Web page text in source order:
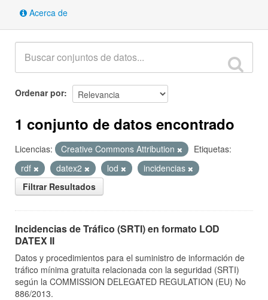
Acerca de
Ordenar por
1 conjunto de datos encontrado
Licencias: Creative Commons Attribution
Etiquetas:
rdf
datex2 lod
incidencias
Filtrar Resultados
Incidencias de Tráfico (SRTI) en formato LOD
DATEX II
Datos y procedimientos para el suministro de información de
tráfico mínima gratuita relacionada con la seguridad (SRTI)
según la COMMISSION DELEGATED REGULATION (EU) No
886/2013.